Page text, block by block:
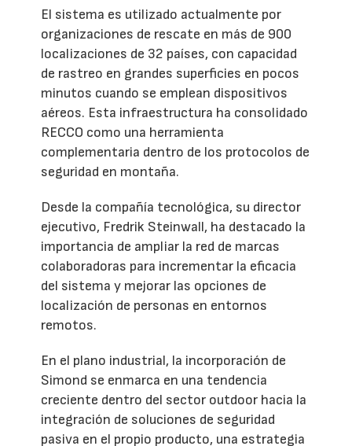
El sistema es utilizado actualmente por
organizaciones de rescate en más de 900
localizaciones de 32 países, con capacidad
de rastreo en grandes superficies en pocos
minutos cuando se emplean dispositivos
aéreos. Esta infraestructura ha consolidado
RECCO como una herramienta
complementaria dentro de los protocolos de
seguridad en montaña.
Desde la compañía tecnológica, su director
ejecutivo, Fredrik Steinwall, ha destacado la
importancia de ampliar la red de marcas
colaboradoras para incrementar la eficacia
del sistema y mejorar las opciones de
localización de personas en entornos
remotos.
En el plano industrial, la incorporación de
Simond se enmarca en una tendencia
creciente dentro del sector outdoor hacia la
integración de soluciones de seguridad
pasiva en el propio producto, una estrategia